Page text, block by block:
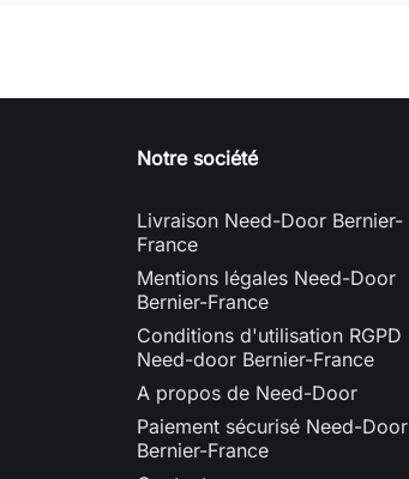
Notre société
Livraison Need-Door Bernier-
France
Mentions légales Need-Door
Bernier-France
Conditions d'utilisation RGPD
Need-door Bernier-France
A propos de Need-Door
Paiement sécurisé Need-Door
Bernier-France